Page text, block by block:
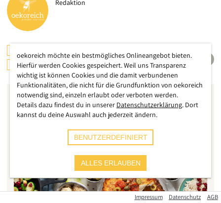
Redaktion
ERNÄHRUNG
TIERE
Impressum Datenschutz AGB
oekoreich möchte ein bestmögliches Onlineangebot bieten.
Hierfür werden Cookies gespeichert. Weil uns Transparenz
wichtig ist können Cookies und die damit verbundenen
Funktionalitäten, die nicht für die Grundfunktion von oekoreich
notwendig sind, einzeln erlaubt oder verboten werden.
Details dazu findest du in unserer Datenschutzerklärung. Dort
kannst du deine Auswahl auch jederzeit ändern.
BENUTZERDEFINIERT
ALLES ERLAUBEN